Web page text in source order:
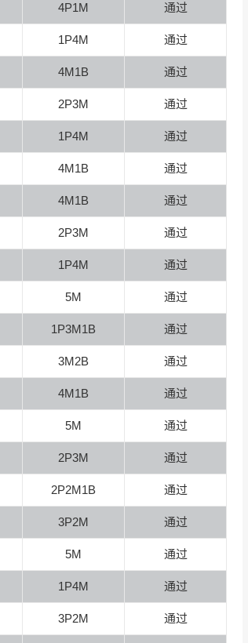
4P1M 通过
1P4M 通过
4M1B 通过
2P3M 通过
1P4M 通过
4M1B 通过
4M1B 通过
2P3M 通过
1P4M 通过
5M 通过
1P3M1B 通过
3M2B 通过
4M1B 通过
5M 通过
2P3M 通过
2P2M1B 通过
3P2M 通过
5M 通过
1P4M 通过
3P2M 通过